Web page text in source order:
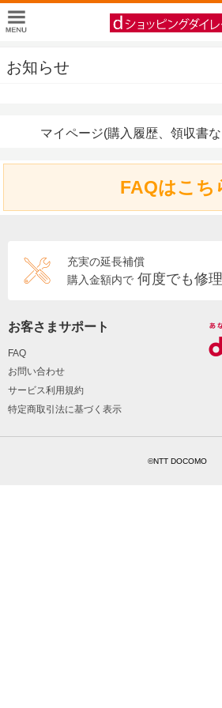
お知らせ
マイページ(購入履歴、領収書
FAQはこち
充実の延長補償
購入金額内で 何度でも修
お客さまサポート
FAQ
お問い合わせ
サービス利用規約
特定商取引法に基づく表示
©NTT DOCOMO